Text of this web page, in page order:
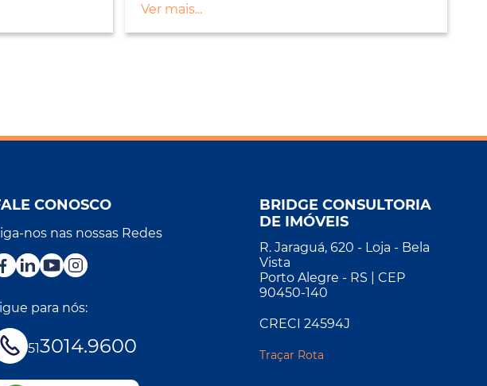
Ver mais...
CONOSCO
nos nas nossas Redes
para nós:
513014.9600
BRIDGE CONSULTORIA
DE IMÓVEIS
R. Jaraguá, 620 - Loja - Bela
Vista
Porto Alegre - RS | CEP
90450-140
CRECI 24594J
Traçar Rota